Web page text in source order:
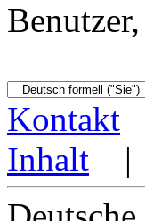
Kontakt
Inhalt